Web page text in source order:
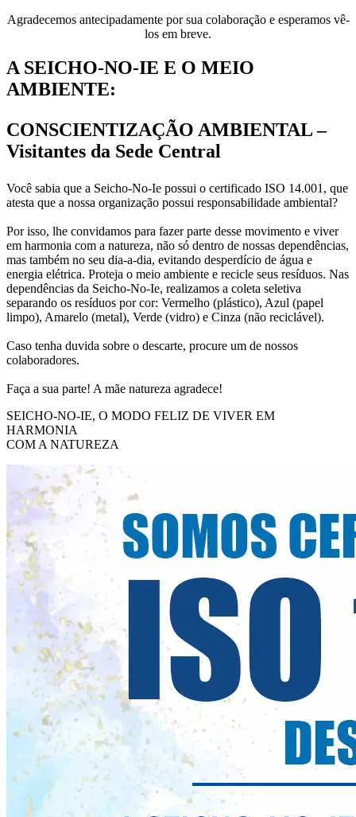
Agradecemos antecipadamente por sua colaboração e esperamos vê-
los em breve.
A SEICHO-NO-IE E O MEIO
AMBIENTE:
CONSCIENTIZAÇÃO AMBIENTAL –
Visitantes da Sede Central
Você sabia que a Seicho-No-Ie possui o certificado ISO 14.001, que
atesta que a nossa organização possui responsabilidade ambiental?
Por isso, lhe convidamos para fazer parte desse movimento e viver
em harmonia com a natureza, não só dentro de nossas dependências,
mas também no seu dia-a-dia, evitando desperdício de água e
energia elétrica. Proteja o meio ambiente e recicle seus resíduos. Nas
dependências da Seicho-No-Ie, realizamos a coleta seletiva
separando os resíduos por cor: Vermelho (plástico), Azul (papel
limpo), Amarelo (metal), Verde (vidro) e Cinza (não reciclável).
Caso tenha duvida sobre o descarte, procure um de nossos
colaboradores.
Faça a sua parte! A mãe natureza agradece!
SEICHO-NO-IE, O MODO FELIZ DE VIVER EM
HARMONIA
COM A NATUREZA